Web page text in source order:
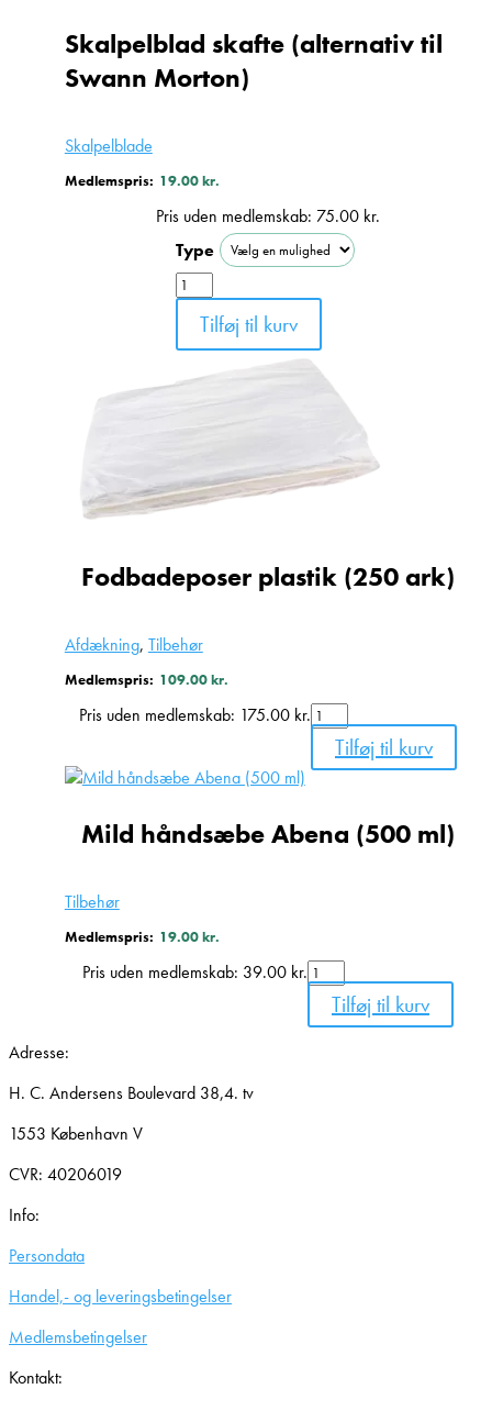
Skalpelblade
Skalpelblad skafte (alternativ til
Swann Morton)
Medlemspris: 19.00kr.
Pris uden medlemskab: 75.00 kr.
Type
Skalpelblad
skafte
(alternativ
til
Swann
Tilføj til kurv
Afdækning, Tilbehør
Fodbadeposer plastik (250 ark)
Medlemspris: 109.00kr.
Pris uden medlemskab: 175.00 kr.Fodbadeposer
plastik
(250Tilføj til kurv
Tilbehør
Mild håndsæbe Abena (500 ml)
Medlemspris: 19.00kr.
Pris uden medlemskab: 39.00 kr.Mild
håndsæbe
Abena
Tilføj til kurv
Adresse:
H. C. Andersens Boulevard 38,4. tv
1553 København V
CVR: 40206019
Info:
Persondata
Handel,- og leveringsbetingelser
Medlemsbetingelser
Kontakt: